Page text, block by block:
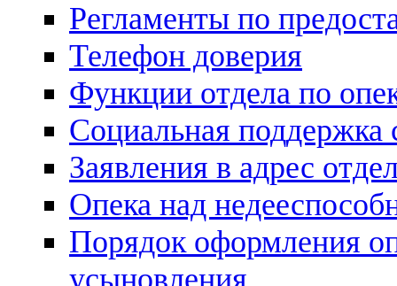
Регламенты по
Телефон доверия
Функции отдела по
Социальная
Заявления в адрес
Опека над
Порядок оформления
усыновления